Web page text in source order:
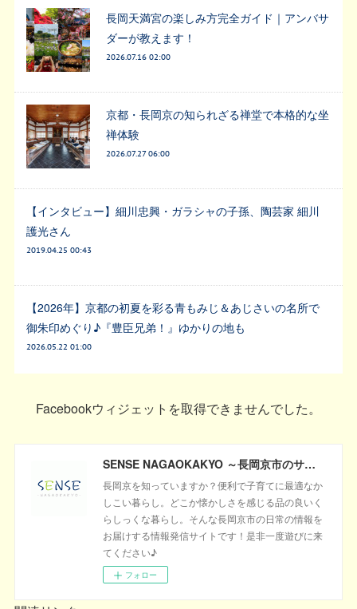
長岡天満宮の楽しみ方完全ガイド｜アンバサ
ダーが教えます！
2026.07.16 02:00
京都・長岡京の知られざる禅堂で本格的な坐
禅体験
2026.07.27 06:00
【インタビュー】細川忠興・ガラシャの子孫、陶芸家 細川
護光さん
2019.04.25 00:43
【2026年】京都の初夏を彩る青もみじ＆あじさいの名所で
御朱印めぐり♪『豊臣兄弟！』ゆかりの地も
2026.05.22 01:00
Facebookウィジェットを取得できませんでした。
SENSE NAGAOKAKYO ～長岡京市のサブサイト～
長岡京を知っていますか？便利で子育てに最適なか
しこい暮らし。どこか懐かしさを感じる品の良いく
らしっくな暮らし。そんな長岡京市の日常の情報を
お届けする情報発信サイトです！是非一度遊びに来
てください♪
フォロー